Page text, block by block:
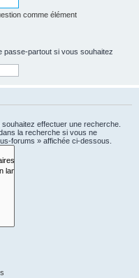
comme élément
passe-partout si vous souhaitez
effectuer une recherche.
la recherche si vous ne
forums » affichée ci-dessous.